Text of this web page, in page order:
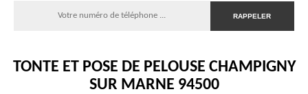
TONTE ET POSE DE PELOUSE CHAMPIGNY
SUR MARNE 94500